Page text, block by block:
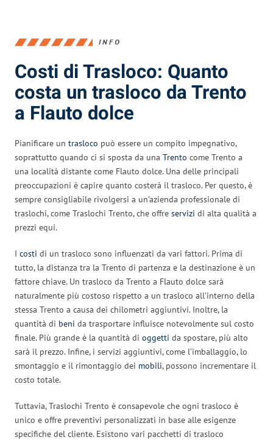
INFO
Costi di Trasloco: Quanto
costa un trasloco da Trento
a Flauto dolce
Pianificare un trasloco può essere un compito impegnativo,
soprattutto quando ci si sposta da una Trento come Trento a
una località distante come Flauto dolce. Una delle principali
preoccupazioni è capire quanto costerà il trasloco. Per questo, è
sempre consigliabile rivolgersi a un’azienda professionale di
traslochi, come Traslochi Trento, che offre servizi di alta qualità a
prezzi equi.
I costi di un trasloco sono influenzati da vari fattori. Prima di
tutto, la distanza tra la Trento di partenza e la destinazione è un
fattore chiave. Un trasloco da Trento a Flauto dolce sarà
naturalmente più costoso rispetto a un trasloco all’interno della
stessa Trento a causa dei chilometri aggiuntivi. Inoltre, la
quantità di beni da trasportare influisce notevolmente sul costo
finale. Più grande è la quantità di oggetti da spostare, più alto
sarà il prezzo. Infine, i servizi aggiuntivi, come l’imballaggio, lo
smontaggio e il rimontaggio dei mobili, possono incrementare il
costo totale.
Tuttavia, Traslochi Trento è consapevole che ogni trasloco è
unico e offre preventivi personalizzati in base alle esigenze
specifiche del cliente. Esistono vari pacchetti di trasloco